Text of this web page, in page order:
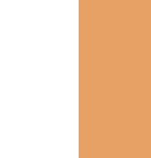
? cette